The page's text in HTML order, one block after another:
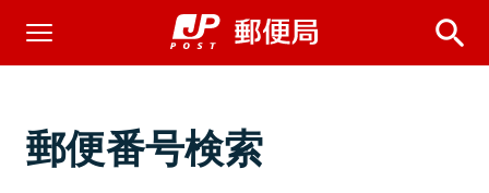
郵便番号検索